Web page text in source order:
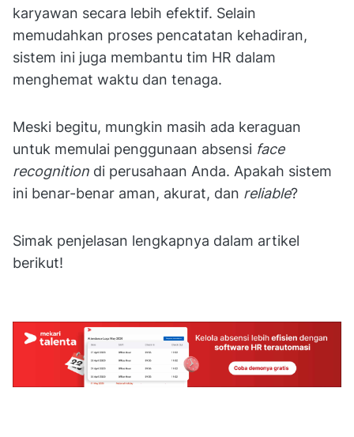
karyawan secara lebih efektif. Selain
memudahkan proses pencatatan kehadiran,
sistem ini juga membantu tim HR dalam
menghemat waktu dan tenaga.
Meski begitu, mungkin masih ada keraguan
untuk memulai penggunaan absensi face
recognition di perusahaan Anda. Apakah sistem
ini benar-benar aman, akurat, dan reliable?
Simak penjelasan lengkapnya dalam artikel
berikut!